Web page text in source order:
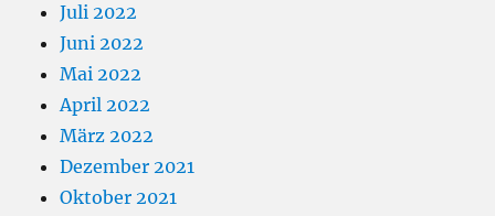
Juli 2022
Juni 2022
Mai 2022
April 2022
März 2022
Dezember 2021
Oktober 2021